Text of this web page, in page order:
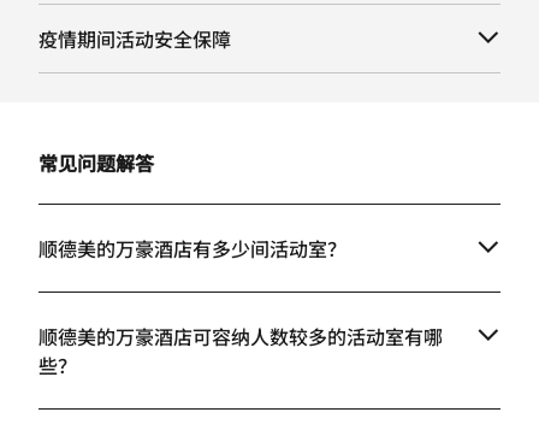
疫情期间活动安全保障
常见问题解答
顺德美的万豪酒店有多少间活动室？
顺德美的万豪酒店可容纳人数较多的活动室有哪
些？